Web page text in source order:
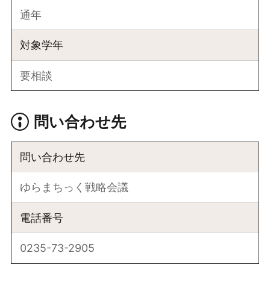
通年
対象学年
要相談
問い合わせ先
問い合わせ先
ゆらまちっく戦略会議
電話番号
0235-73-2905